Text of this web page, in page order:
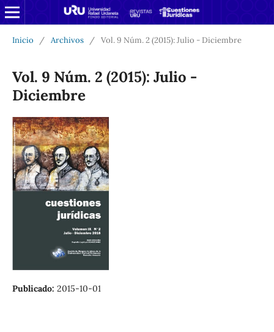
Inicio / Archivos / Vol. 9 Núm. 2 (2015): Julio - Diciembre
Vol. 9 Núm. 2 (2015): Julio -
Diciembre
Publicado: 2015-10-01